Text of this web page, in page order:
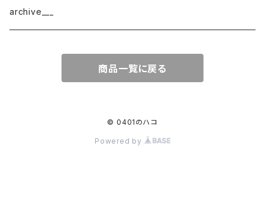
border
cotton × wool
織物
archive___
商品一覧に戻る
© 0401のハコ
Powered by